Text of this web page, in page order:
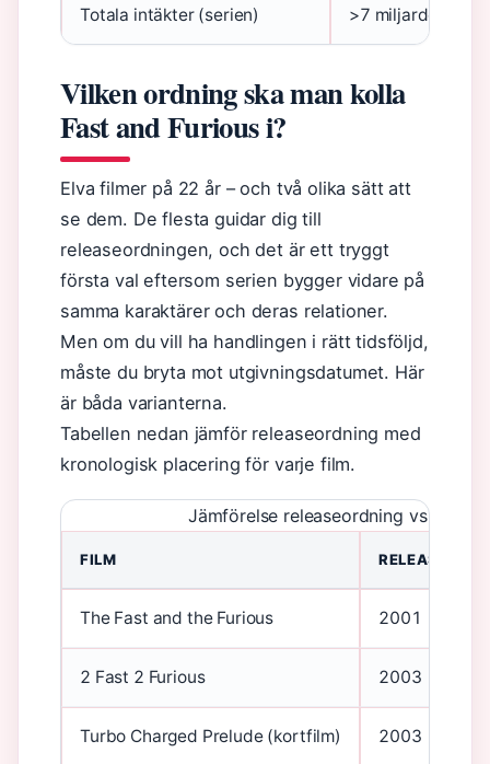
Totala intäkter (serien) >7 miljarder USD
Vilken ordning ska man kolla
Fast and Furious i?
Elva filmer på 22 år – och två olika sätt att
se dem. De flesta guidar dig till
releaseordningen, och det är ett tryggt
första val eftersom serien bygger vidare på
samma karaktärer och deras relationer.
Men om du vill ha handlingen i rätt tidsföljd,
måste du bryta mot utgivningsdatumet. Här
är båda varianterna.
Tabellen nedan jämför releaseordning med
kronologisk placering för varje film.
Jämförelse releaseordning vs
FILM RELEASEÅR
The Fast and the Furious 2001
2 Fast 2 Furious 2003
Turbo Charged Prelude (kortfilm) 2003